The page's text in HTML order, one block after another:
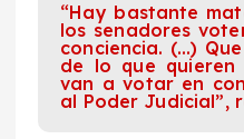
“Hay bastante
los senadores
conciencia. (…)
de lo que quieren
van a votar en
al Poder Judicial”,